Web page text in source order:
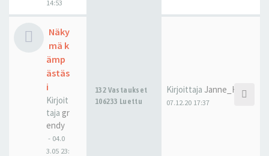
14:53
Näky
mä k
ämp
ästäs
i
Kirjoit
taja gr
endy
- 04.0
3.05 23:
132 Vastaukset
106233 Luettu
Kirjoittaja Janne_H
07.12.20 17:37